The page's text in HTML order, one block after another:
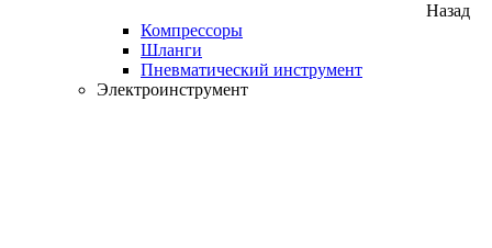
Назад
Компрессоры
Шланги
Пневматический инструмент
Электроинструмент